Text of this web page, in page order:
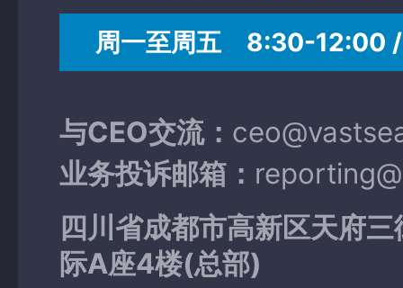
周一至周五 8:30-12:00
与CEO交流：
业务投诉邮箱：
四川省成都市高新区天府
际A座4楼(总部)